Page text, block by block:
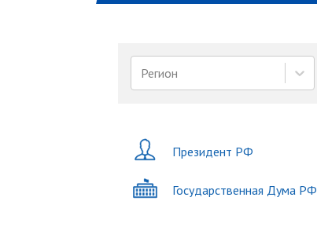
Регион
Президент РФ
Государственная Дума РФ